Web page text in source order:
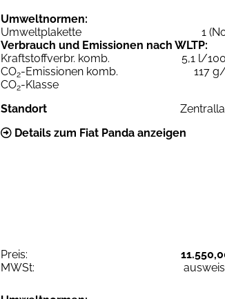
Umweltnormen:
Umweltplakette
1
Verbrauch und Emissionen nach WLTP:
Kraftstoffverbr. komb.
5,1 l/
CO2-Emissionen komb.
117
CO2-Klasse
Standort
Details zum Fiat Panda anzeigen
Preis:
MWSt: